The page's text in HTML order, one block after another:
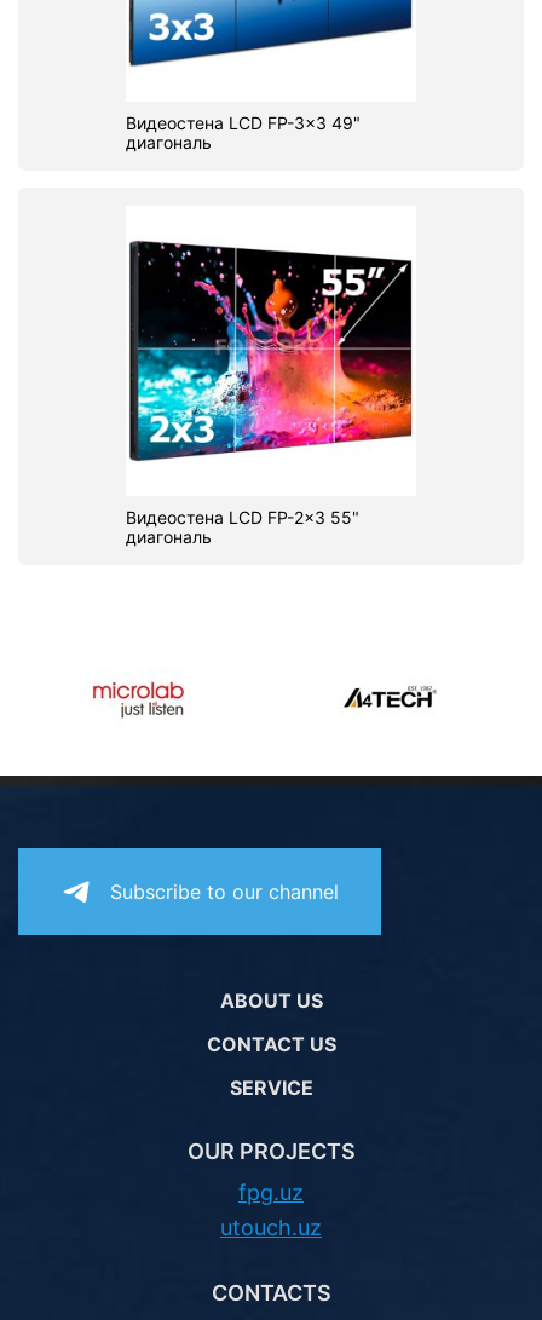
Видеостена LCD FP-3x3 49"
диагональ
Видеостена LCD FP-2x3 55"
диагональ
Subscribe to our channel
ABOUT US
CONTACT US
SERVICE
OUR PROJECTS
fpg.uz
utouch.uz
CONTACTS